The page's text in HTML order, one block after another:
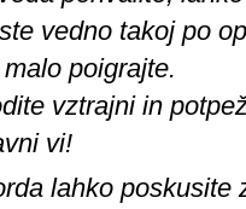
vedno takoj po
poigrajte.
vztrajni in
vi!
lahko poskusite